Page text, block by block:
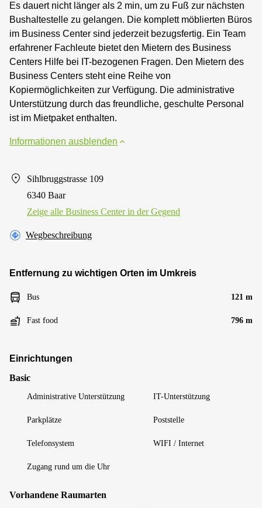
Es dauert nicht länger als 2 min, um zu Fuß zur nächsten
Bushaltestelle zu gelangen. Die komplett möblierten Büros
im Business Center sind jederzeit bezugsfertig. Ein Team
erfahrener Fachleute bietet den Mietern des Business
Centers Hilfe bei IT-bezogenen Fragen. Den Mietern des
Business Centers steht eine Reihe von
Kopiermöglichkeiten zur Verfügung. Die administrative
Unterstützung durch das freundliche, geschulte Personal
ist im Mietpaket enthalten.
Informationen ausblenden
Sihlbruggstrasse 109
6340 Baar
Zeige alle Business Center in der Gegend
Wegbeschreibung
Entfernung zu wichtigen Orten im Umkreis
Bus 121 m
Fast food 796 m
Einrichtungen
Basic
Administrative Unterstützung IT-Unterstützung
Parkplätze Poststelle
Telefonsystem WIFI / Internet
Zugang rund um die Uhr
Vorhandene Raumarten